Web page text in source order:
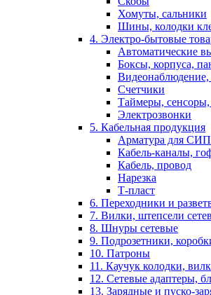
Хомуты, сальники
Шины, колодки
4. Электро-бытовые
Автоматические
Боксы, корпуса,
Счетчики
Таймеры,
Электрозвонки
5. Кабельная продукция
Арматура для СИП
Кабель-каналы,
Кабель, провод
Нарезка
Т-пласт
6. Переходники и
7. Вилки, штепсели
8. Шнуры сетевые
9. Подрозетники,
10. Патроны
11. Каучук колодки,
12. Сетевые адаптеры,
13. Зарядные и пуско-